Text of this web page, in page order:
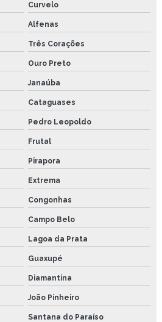
Curvelo
Alfenas
Três Corações
Ouro Preto
Janaúba
Cataguases
Pedro Leopoldo
Frutal
Pirapora
Extrema
Congonhas
Campo Belo
Lagoa da Prata
Guaxupé
Diamantina
João Pinheiro
Santana do Paraíso